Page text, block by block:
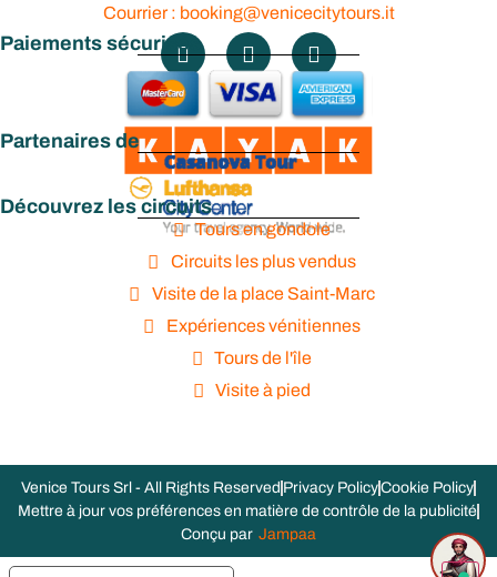
Courrier : booking@venicecitytours.it
Paiements sécurisés
Partenaires de
Découvrez les circuits
Tours en gondole
Circuits les plus vendus
Visite de la place Saint-Marc
Expériences vénitiennes
Tours de l'île
Visite à pied
Venice Tours Srl - All Rights Reserved Privacy PolicyCookie Policy
Mettre à jour vos préférences en matière de contrôle de la publicité
Conçu par Jampaa